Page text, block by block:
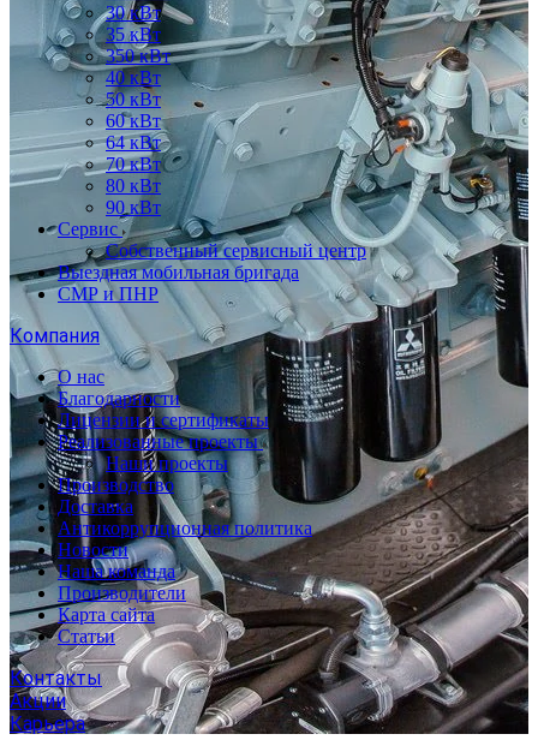
30 кВт
35 кВт
350 кВт
40 кВт
50 кВт
60 кВт
64 кВт
70 кВт
80 кВт
90 кВт
Сервис
Собственный сервисный центр
Выездная мобильная бригада
СМР и ПНР
Компания
О нас
Благодарности
Лицензии и сертификаты
Реализованные проекты
Наши проекты
Производство
Доставка
Антикоррупционная политика
Новости
Наша команда
Производители
Карта сайта
Статьи
Контакты
Акции
Карьера